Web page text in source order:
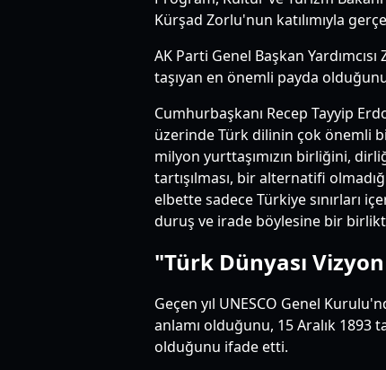
Kürşad Zorlu'nun katılımıyla
AK Parti Genel Başkan
taşıyan en önemli payda
Cumhurbaşkanı Recep Tayyip
üzerinde Türk dilinin çok önemli
milyon yurttaşımızın birliğini,
tartışılması, bir alternatifi
elbette sadece Türkiye sınırları
duruş ve irade böylesine bir
"Türk Dünyası
Geçen yıl UNESCO Genel
anlamı olduğunu, 15 Aralık
olduğunu ifade etti.